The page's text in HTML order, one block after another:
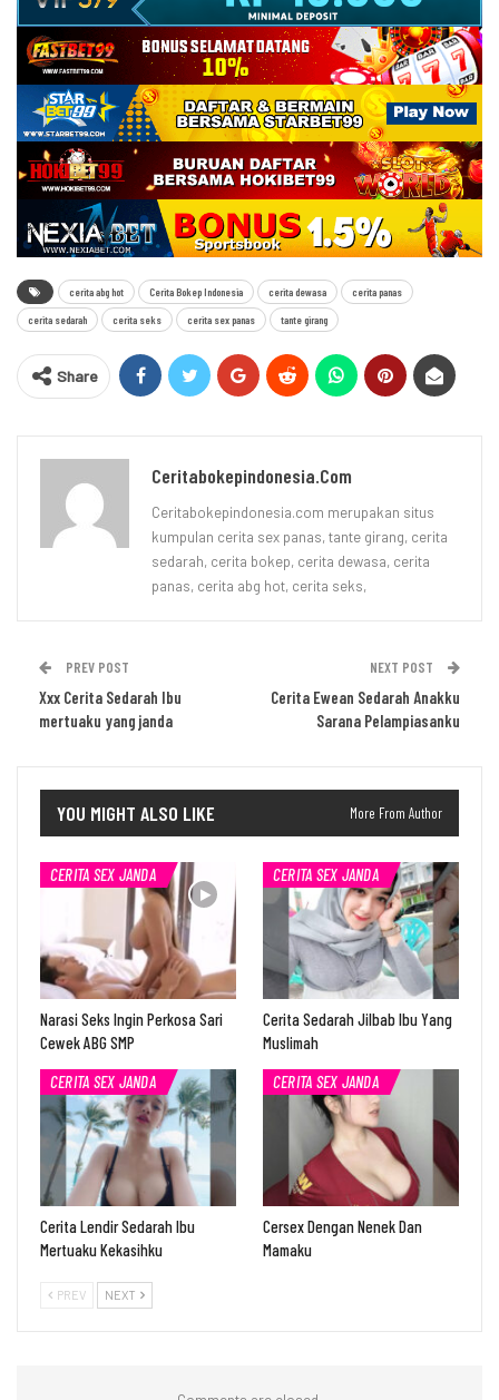
cerita abg hot Cerita Bokep Indonesia cerita dewasa cerita panas
cerita sedarah cerita seks cerita sex panas tante girang
Share
Ceritabokepindonesia.com
Ceritabokepindonesia.com merupakan situs
kumpulan cerita sex panas, tante girang, cerita
sedarah, cerita bokep, cerita dewasa, cerita
panas, cerita abg hot, cerita seks,
PREV POST
Xxx Cerita Sedarah Ibu
mertuaku yang janda
NEXT POST
Cerita Ewean Sedarah Anakku
Sarana Pelampiasanku
YOU MIGHT ALSO LIKE More From Author
CERITA SEX JANDA
Narasi Seks Ingin Perkosa Sari
Cewek ABG SMP
CERITA SEX JANDA
Cerita Sedarah Jilbab Ibu Yang
Muslimah
CERITA SEX JANDA
Cerita Lendir Sedarah Ibu
Mertuaku Kekasihku
CERITA SEX JANDA
Cersex Dengan Nenek Dan
Mamaku
PREV NEXT